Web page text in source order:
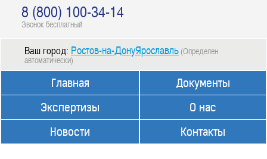
8 (800) 100-34-14
Звонок бесплатный
Ваш город: Ростов-на-ДонуЯрославль (Определен
автоматически)
Главная
Экспертизы
Новости
Документы
О нас
Контакты